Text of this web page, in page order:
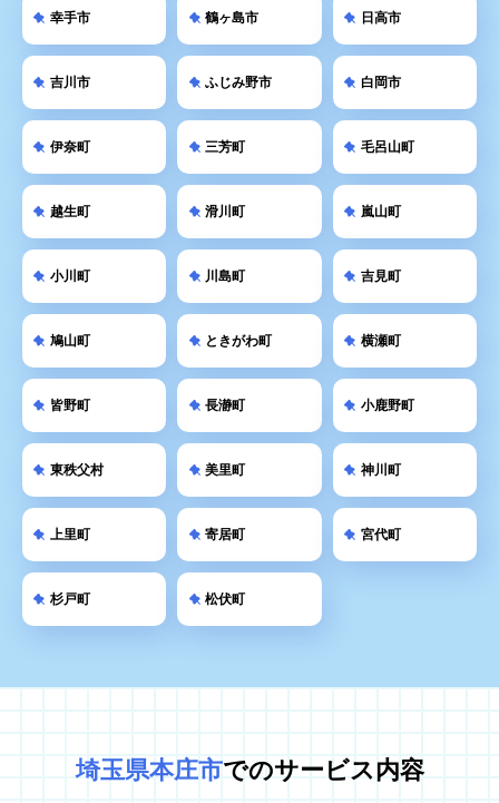
幸手市 鶴ヶ島市 日高市
吉川市 ふじみ野市 白岡市
伊奈町 三芳町 毛呂山町
越生町 滑川町 嵐山町
小川町 川島町 吉見町
鳩山町 ときがわ町 横瀬町
皆野町 長瀞町 小鹿野町
東秩父村 美里町 神川町
上里町 寄居町 宮代町
杉戸町 松伏町
埼玉県本庄市でのサービス内容